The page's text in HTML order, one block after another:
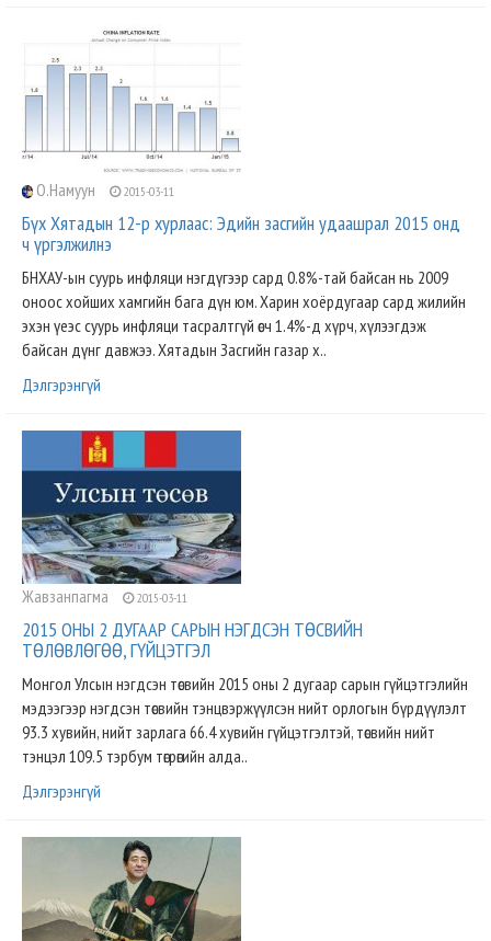
О.Намуун 2015-03-11
Бүх Хятадын 12-р хурлаас: Эдийн засгийн удаашрал 2015 онд
ч үргэлжилнэ
БНХАУ-ын суурь инфляци нэгдүгээр сард 0.8%-тай байсан нь 2009
оноос хойших хамгийн бага дүн юм. Харин хоёрдугаар сард жилийн
эхэн үеэс суурь инфляци тасралтгүй өсч 1.4%-д хүрч, хүлээгдэж
байсан дүнг давжээ. Хятадын Засгийн газар х..
Дэлгэрэнгүй
Жавзанпагма 2015-03-11
2015 ОНЫ 2 ДУГААР САРЫН НЭГДСЭН ТӨСВИЙН
ТӨЛӨВЛӨГӨӨ, ГҮЙЦЭТГЭЛ
Монгол Улсын нэгдсэн төсвийн 2015 оны 2 дугаар сарын гүйцэтгэлийн
мэдээгээр нэгдсэн төсвийн тэнцвэржүүлсэн нийт орлогын бүрдүүлэлт
93.3 хувийн, нийт зарлага 66.4 хувийн гүйцэтгэлтэй, төсвийн нийт
тэнцэл 109.5 тэрбум төгрөгийн алда..
Дэлгэрэнгүй